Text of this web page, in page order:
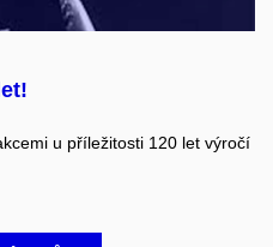
u příležitosti 120 let výročí